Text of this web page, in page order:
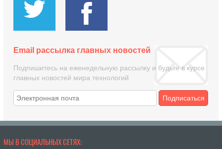
Email рассылка главных новостей
Подпишитесь на еженедельную рассылку и будьте в курсе
главных новостей мира технологий
Подписаться
МЫ В СОЦИАЛЬНЫХ СЕТЯХ: